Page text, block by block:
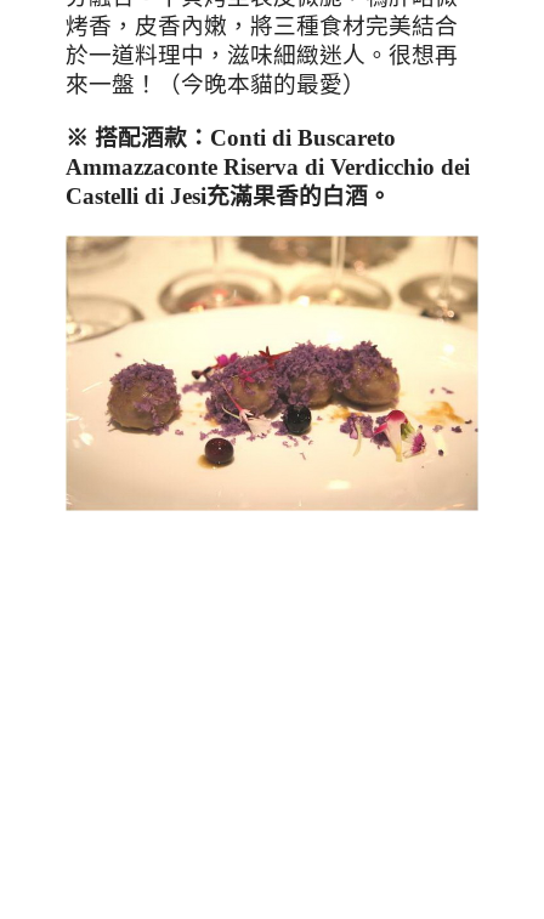
烤香，皮香內嫩，將三種食材完美結合
於一道料理中，滋味細緻迷人。很想再
來一盤！（今晚本貓的最愛）
※ 搭配酒款： Conti di Buscareto
Ammazzaconte Riserva di Verdicchio dei
Castelli di Jesi充滿果香的白酒 。